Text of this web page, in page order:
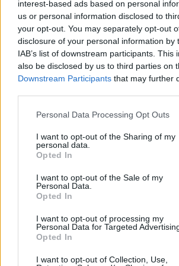
interest-based ads based on personal
us or personal information disclosed to
your opt-out. You may separately opt-out
disclosure of your personal information by
IAB’s list of downstream participants. This
also be disclosed by us to third parties on
Downstream Participants that may further
Personal Data Processing Opt Outs
I want to opt-out of the Sharing of my
personal data.
Opted In
I want to opt-out of the Sale of my
Personal Data.
Opted In
I want to opt-out of processing my
Personal Data for Targeted
Opted In
I want to opt-out of Collection, Use,
ανθρώπους και έτσι, κάποιοι από εμάς
σε αυτές τις περιβαλλοντικές αλλαγές σε
χεριών,
Στις περιπτώσεις που τα χέρια παγώνουν
λόγο, δεν έχει δηλαδή κρύο, αυτό μπορεί να